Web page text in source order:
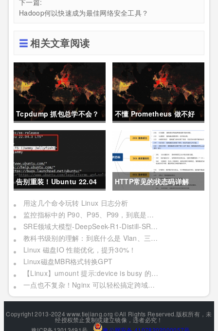
Hadoop何以快速成为最佳网络安全工具？
相关文章阅读
Tcpdump 抓包总学不会？
这篇保姆级教程，今天可以
拿下！
不懂 Prometheus 做不好
运维？那就来看这一篇干货
吧。
告别重装！Ubuntu 22.04
直升24.04教程，零数据丢
失的终极方案
HTTP常见的状态码详解
用这几个命令玩转 Linux 日志分析
监控指标中的 P90、P95、P99，到底是个啥？
SRE领域大模型-DeepSeek-R1-Distill-SRE-Qwen-32B-INT8
教科书级别的理解：到底什么是 Vlan、三层交换机、网关与DNS？
Linux 磁盘IO 性能优化，提升30%！
Linux磁盘MBR格式转换GPT
【Linux】umount 提示:device is busy 的处理方法(In some cases useful info about processes that use )
一点也不复杂！Nginx 可以轻松搞定跨域问题？妥妥加薪！
Copyright 2013-2024 www.tiejiang.org ©All Rights Reserved.版权所有，未
经授权禁止复制或建立镜像，违者必究！